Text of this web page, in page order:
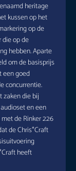
heritage
kussen op het
op de
die op de
hebben. Aparte
om de basisprijs
een goed
concurrentie.
zaken die bij
en een
de Rinker 226
de Chris*Craft
heeft